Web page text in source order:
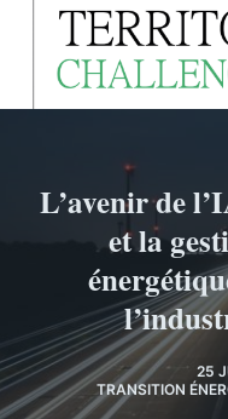
n
t
e
L’avenir de
et la
25
TRANSITION